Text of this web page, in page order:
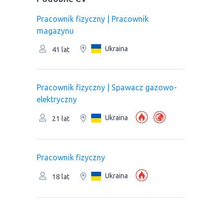
Pracownik fizyczny | Рracownik
magazynu
41 lat Ukraina
Pracownik fizyczny | Spawacz gazowo-
elektryczny
21 lat Ukraina
Pracownik fizyczny
18 lat Ukraina